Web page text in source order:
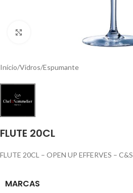
Início/Vidros/Espumante
FLUTE 20CL
FLUTE 20CL – OPEN UP EFFERVES – C&S
MARCAS